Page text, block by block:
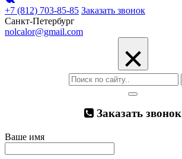
+7 (812) 703-85-85 Заказать звонок
Санкт-Петербург
nolcalor@gmail.com
×
Заказать звонок
Ваше имя